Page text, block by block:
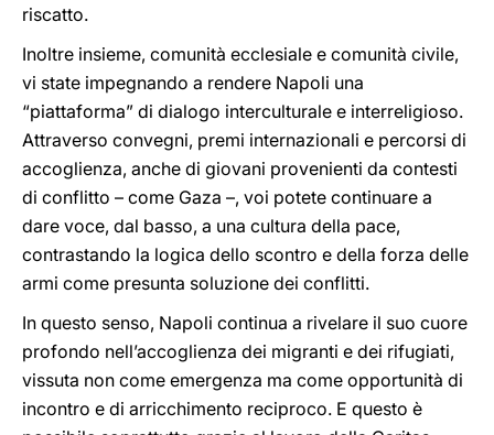
riscatto.
Inoltre insieme, comunità ecclesiale e comunità civile,
vi state impegnando a rendere Napoli una
“piattaforma” di dialogo interculturale e interreligioso.
Attraverso convegni, premi internazionali e percorsi di
accoglienza, anche di giovani provenienti da contesti
di conflitto – come Gaza –, voi potete continuare a
dare voce, dal basso, a una cultura della pace,
contrastando la logica dello scontro e della forza delle
armi come presunta soluzione dei conflitti.
In questo senso, Napoli continua a rivelare il suo cuore
profondo nell’accoglienza dei migranti e dei rifugiati,
vissuta non come emergenza ma come opportunità di
incontro e di arricchimento reciproco. E questo è